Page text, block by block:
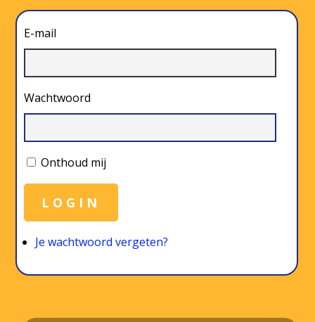
E-mail
Wachtwoord
Onthoud mij
LOGIN
Je wachtwoord vergeten?